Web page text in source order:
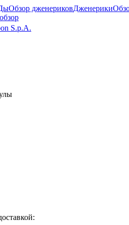
Обзор дженериковДженерики
S.p.A.